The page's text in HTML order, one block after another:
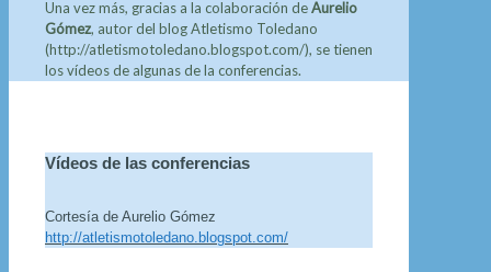
Una vez más, gracias a la colaboración deAurelio
Gómez, autor del blog Atletismo Toledano
(http://atletismotoledano.blogspot.com/), se tienen
los vídeos de algunas de la conferencias.
Vídeos de las conferencias
Cortesía de Aurelio Gómez
http://atletismotoledano.blogspot.com/